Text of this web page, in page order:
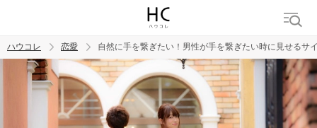
トレンド ワード
ハウコレ 恋愛 自然に手を繋ぎたい！男性が手を繋ぎたい時に見せるサ